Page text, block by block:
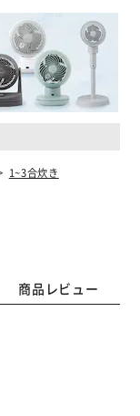
1~3合炊き
商品レビュー